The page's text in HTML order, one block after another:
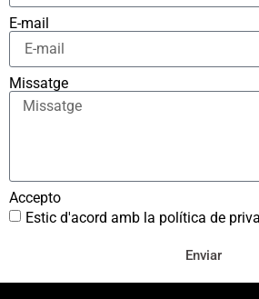
E-mail
Missatge
Accepto
Estic d'acord amb la política de
Enviar